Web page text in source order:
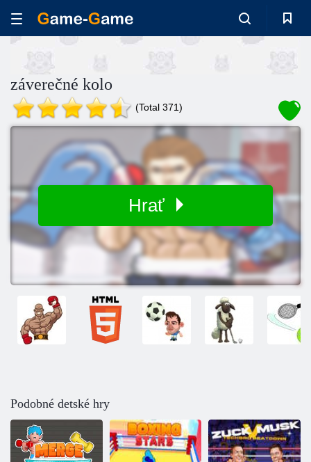
záverečné kolo
(Total 371)
Hrať
Podobné detské hry